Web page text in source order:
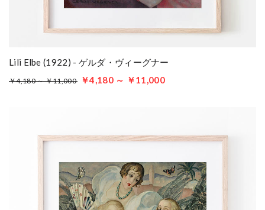
Lili Elbe (1922) - ゲルダ・ヴィーグナー
￥4,180 ～ ￥11,000 ￥4,180 ～ ￥11,000